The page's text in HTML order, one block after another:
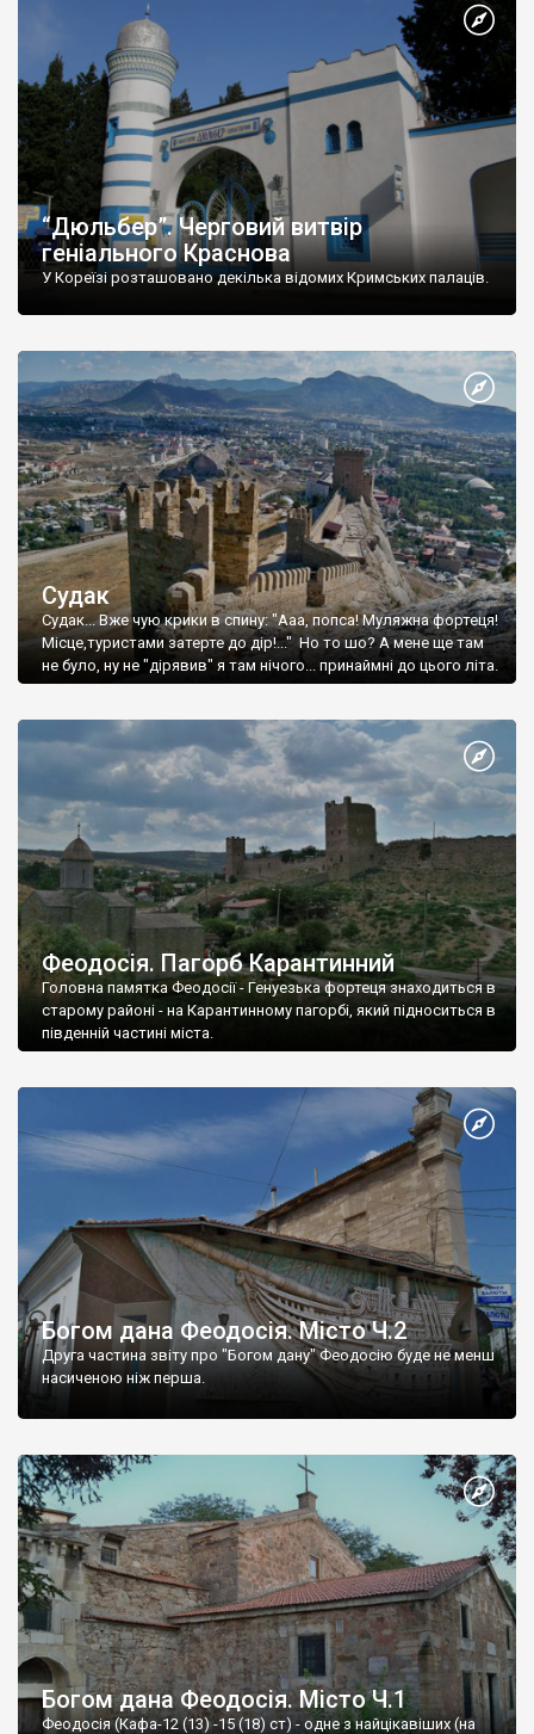
“Дюльбер”. Черговий витвір
геніального Краснова
У Кореїзі розташовано декілька відомих Кримських палаців.
Судак
Судак... Вже чую крики в спину: "Ааа, попса! Муляжна фортеця!
Місце,туристами затерте до дір!..." Но то шо? А мене ще там
не було, ну не "дірявив" я там нічого... принаймні до цього літа.
Феодосія. Пагорб Карантинний
Головна памятка Феодосії - Генуезька фортеця знаходиться в
старому районі - на Карантинному пагорбі, який підноситься в
південній частині міста.
Богом дана Феодосія. Місто Ч.2
Друга частина звіту про "Богом дану" Феодосію буде не менш
насиченою ніж перша.
Богом дана Феодосія. Місто Ч.1
Феодосія (Кафа-12 (13) -15 (18) ст) - одне з найцікавіших (на